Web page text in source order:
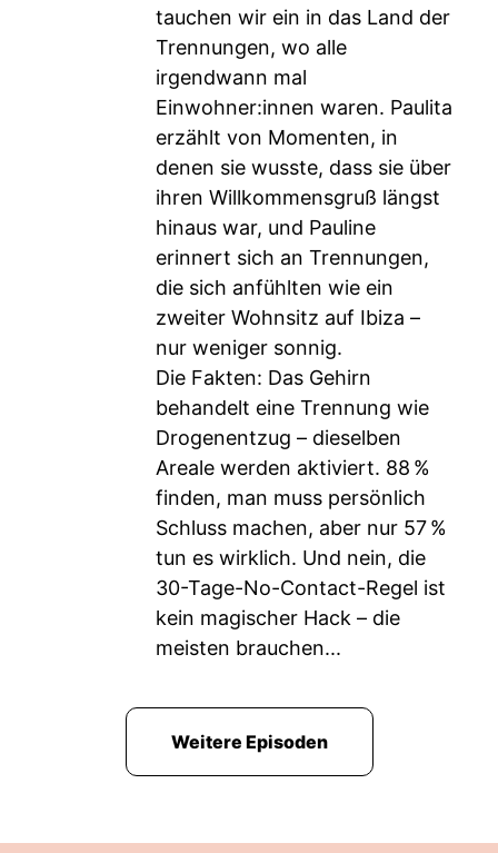
tauchen wir ein in das Land der
Trennungen, wo alle
irgendwann mal
Einwohner:innen waren. Paulita
erzählt von Momenten, in
denen sie wusste, dass sie über
ihren Willkommensgruß längst
hinaus war, und Pauline
erinnert sich an Trennungen,
die sich anfühlten wie ein
zweiter Wohnsitz auf Ibiza –
nur weniger sonnig.
Die Fakten: Das Gehirn
behandelt eine Trennung wie
Drogenentzug – dieselben
Areale werden aktiviert. 88 %
finden, man muss persönlich
Schluss machen, aber nur 57 %
tun es wirklich. Und nein, die
30-Tage-No-Contact-Regel ist
kein magischer Hack – die
meisten brauchen...
Weitere Episoden